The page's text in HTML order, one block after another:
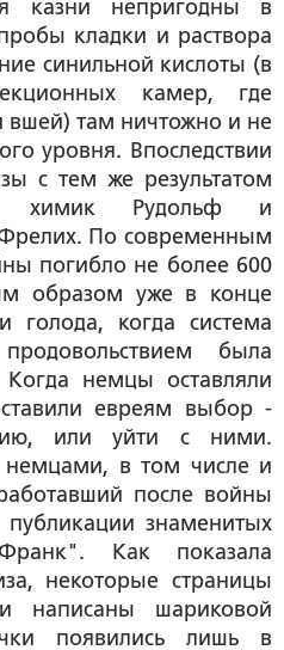
казни непригодны в
кладки и раствора
синильной кислоты (в
камер, где
там ничтожно и не
уровня. Впоследствии
с тем же результатом
химик Рудольф и
По современным
погибло не более 600
образом уже в конце
когда система
была
немцы оставляли
евреям выбор -
или уйти с ними.
немцами, в том числе и
после войны
знаменитых
Как показала
некоторые страницы
написаны шариковой
появились лишь в